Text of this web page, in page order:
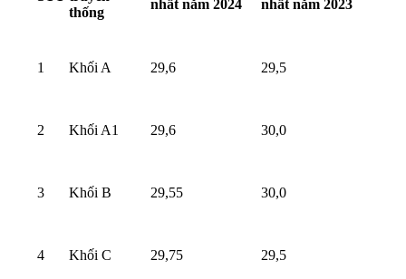
thống
nhất năm 2024
nhất năm 2023
1 Khối A 29,6 29,5
2 Khối A1 29,6 30,0
3 Khối B 29,55 30,0
4 Khối C 29,75 29,5